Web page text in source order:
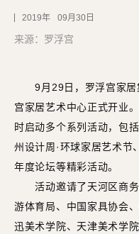
09月30日
2019
来源：罗浮宫
9月29日，罗浮宫家居
宫家居艺术中心正式开业
时启动多个系列活动，包
州设计周·环球家居艺术节
年度论坛等精彩活动。
活动邀请了天河区商务
游体育局、中国家具协会
迅美术学院、天津美术学